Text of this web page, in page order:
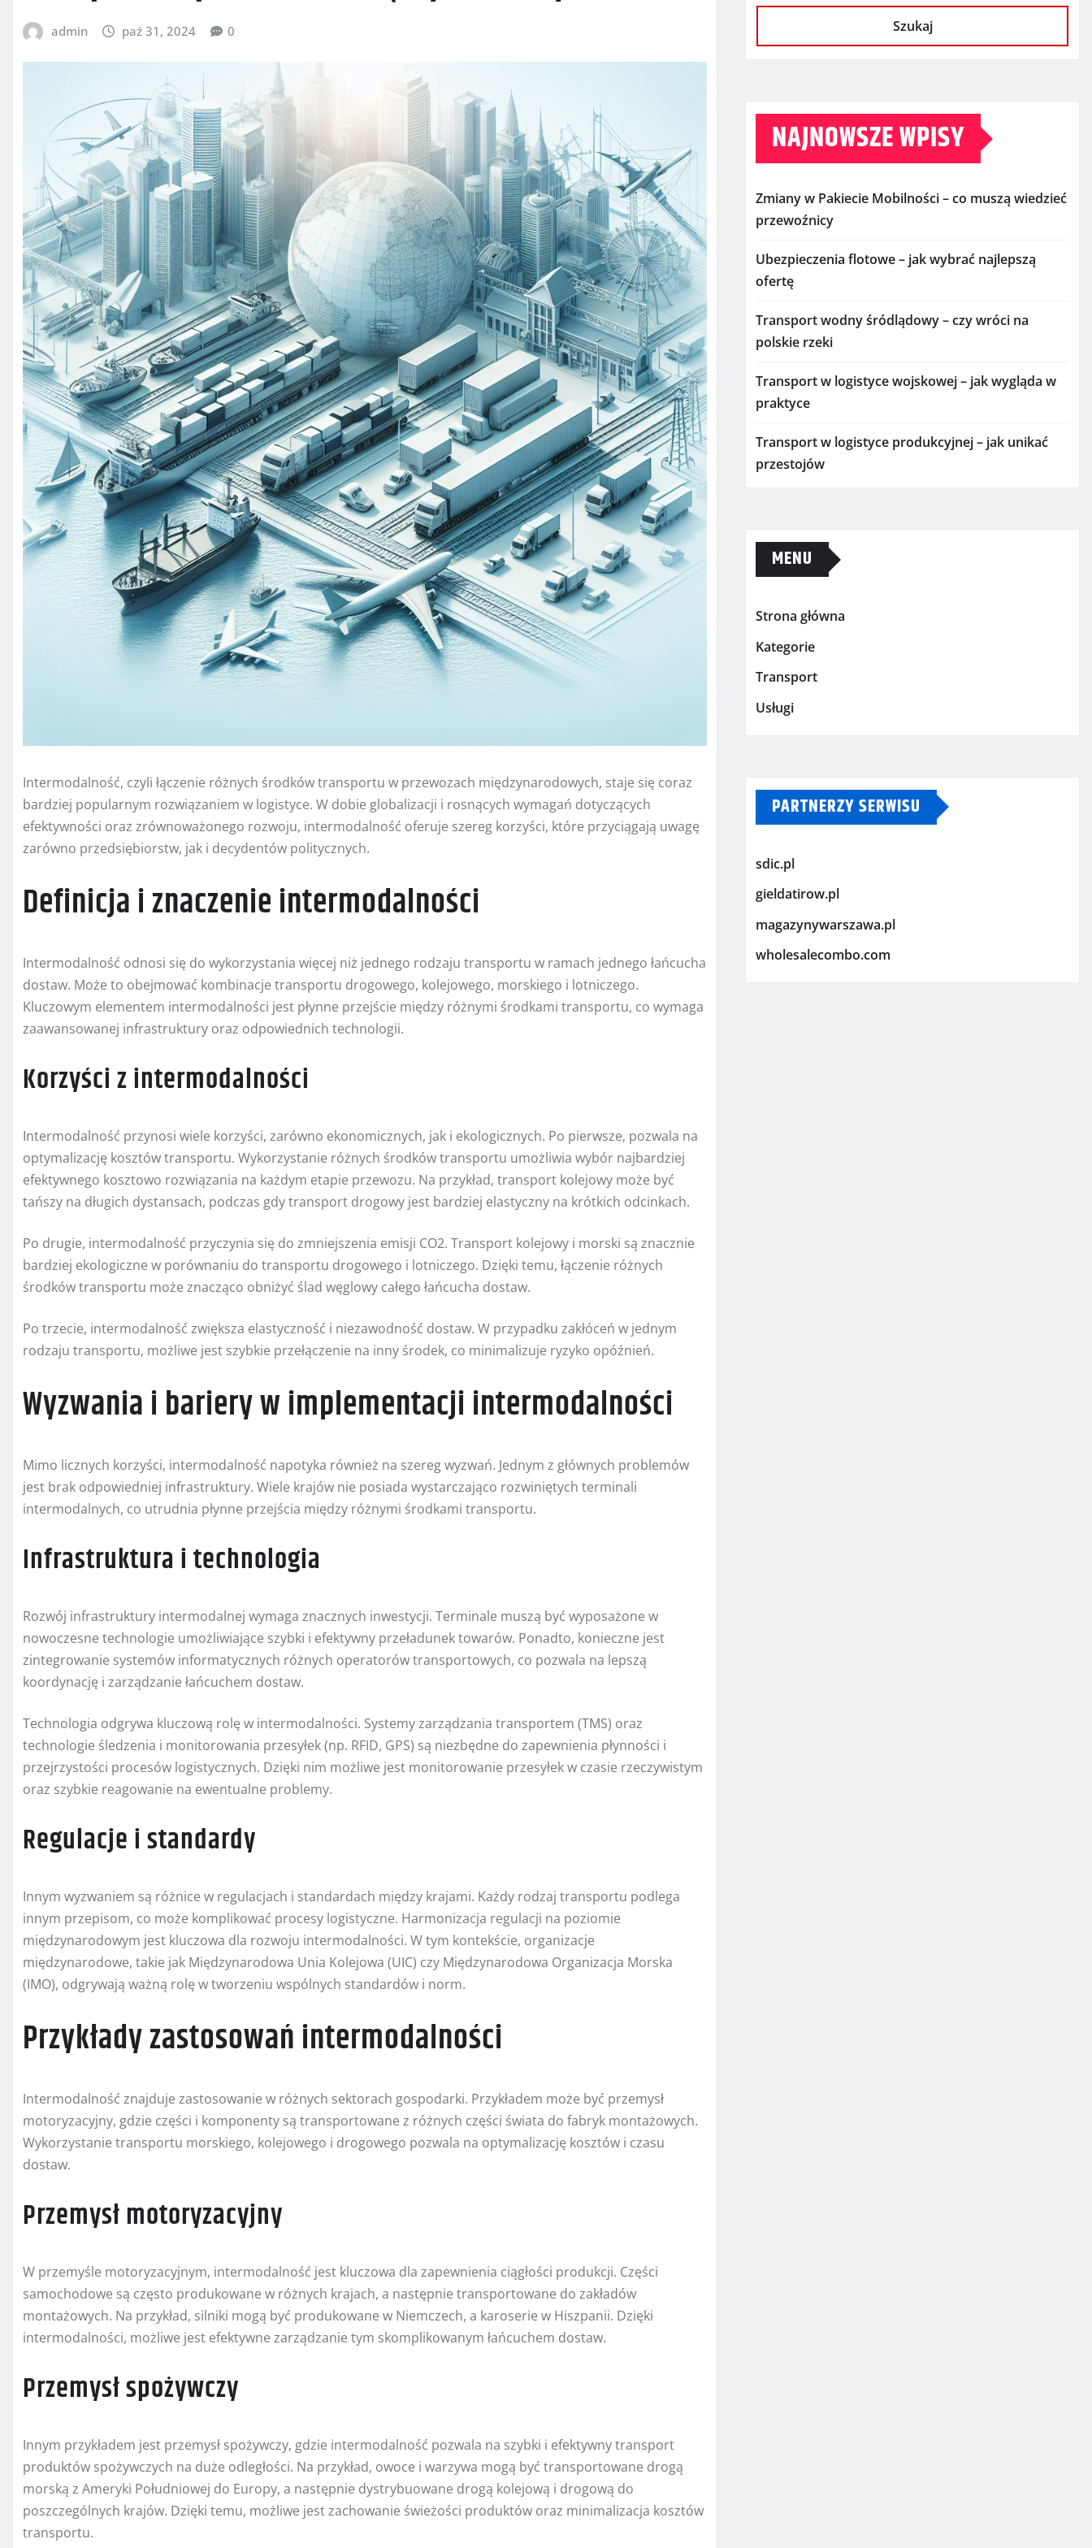
admin paź 31, 2024 0
Intermodalność, czyli łączenie różnych środków transportu w przewozach międzynarodowych, staje się coraz
bardziej popularnym rozwiązaniem w logistyce. W dobie globalizacji i rosnących wymagań dotyczących
efektywności oraz zrównoważonego rozwoju, intermodalność oferuje szereg korzyści, które przyciągają uwagę
zarówno przedsiębiorstw, jak i decydentów politycznych.
Definicja i znaczenie intermodalności
Intermodalność odnosi się do wykorzystania więcej niż jednego rodzaju transportu w ramach jednego łańcucha
dostaw. Może to obejmować kombinacje transportu drogowego, kolejowego, morskiego i lotniczego.
Kluczowym elementem intermodalności jest płynne przejście między różnymi środkami transportu, co wymaga
zaawansowanej infrastruktury oraz odpowiednich technologii.
Korzyści z intermodalności
Intermodalność przynosi wiele korzyści, zarówno ekonomicznych, jak i ekologicznych. Po pierwsze, pozwala na
optymalizację kosztów transportu. Wykorzystanie różnych środków transportu umożliwia wybór najbardziej
efektywnego kosztowo rozwiązania na każdym etapie przewozu. Na przykład, transport kolejowy może być
tańszy na długich dystansach, podczas gdy transport drogowy jest bardziej elastyczny na krótkich odcinkach.
Po drugie, intermodalność przyczynia się do zmniejszenia emisji CO2. Transport kolejowy i morski są znacznie
bardziej ekologiczne w porównaniu do transportu drogowego i lotniczego. Dzięki temu, łączenie różnych
środków transportu może znacząco obniżyć ślad węglowy całego łańcucha dostaw.
Po trzecie, intermodalność zwiększa elastyczność i niezawodność dostaw. W przypadku zakłóceń w jednym
rodzaju transportu, możliwe jest szybkie przełączenie na inny środek, co minimalizuje ryzyko opóźnień.
Wyzwania i bariery w implementacji intermodalności
Mimo licznych korzyści, intermodalność napotyka również na szereg wyzwań. Jednym z głównych problemów
jest brak odpowiedniej infrastruktury. Wiele krajów nie posiada wystarczająco rozwiniętych terminali
intermodalnych, co utrudnia płynne przejścia między różnymi środkami transportu.
Infrastruktura i technologia
Rozwój infrastruktury intermodalnej wymaga znacznych inwestycji. Terminale muszą być wyposażone w
nowoczesne technologie umożliwiające szybki i efektywny przeładunek towarów. Ponadto, konieczne jest
zintegrowanie systemów informatycznych różnych operatorów transportowych, co pozwala na lepszą
koordynację i zarządzanie łańcuchem dostaw.
Technologia odgrywa kluczową rolę w intermodalności. Systemy zarządzania transportem (TMS) oraz
technologie śledzenia i monitorowania przesyłek (np. RFID, GPS) są niezbędne do zapewnienia płynności i
przejrzystości procesów logistycznych. Dzięki nim możliwe jest monitorowanie przesyłek w czasie rzeczywistym
oraz szybkie reagowanie na ewentualne problemy.
Regulacje i standardy
Innym wyzwaniem są różnice w regulacjach i standardach między krajami. Każdy rodzaj transportu podlega
innym przepisom, co może komplikować procesy logistyczne. Harmonizacja regulacji na poziomie
międzynarodowym jest kluczowa dla rozwoju intermodalności. W tym kontekście, organizacje
międzynarodowe, takie jak Międzynarodowa Unia Kolejowa (UIC) czy Międzynarodowa Organizacja Morska
(IMO), odgrywają ważną rolę w tworzeniu wspólnych standardów i norm.
Przykłady zastosowań intermodalności
Intermodalność znajduje zastosowanie w różnych sektorach gospodarki. Przykładem może być przemysł
motoryzacyjny, gdzie części i komponenty są transportowane z różnych części świata do fabryk montażowych.
Wykorzystanie transportu morskiego, kolejowego i drogowego pozwala na optymalizację kosztów i czasu
dostaw.
Przemysł motoryzacyjny
W przemyśle motoryzacyjnym, intermodalność jest kluczowa dla zapewnienia ciągłości produkcji. Części
samochodowe są często produkowane w różnych krajach, a następnie transportowane do zakładów
montażowych. Na przykład, silniki mogą być produkowane w Niemczech, a karoserie w Hiszpanii. Dzięki
intermodalności, możliwe jest efektywne zarządzanie tym skomplikowanym łańcuchem dostaw.
Przemysł spożywczy
Innym przykładem jest przemysł spożywczy, gdzie intermodalność pozwala na szybki i efektywny transport
produktów spożywczych na duże odległości. Na przykład, owoce i warzywa mogą być transportowane drogą
morską z Ameryki Południowej do Europy, a następnie dystrybuowane drogą kolejową i drogową do
poszczególnych krajów. Dzięki temu, możliwe jest zachowanie świeżości produktów oraz minimalizacja kosztów
transportu.
Szukaj
NAJNOWSZE WPISY
Zmiany w Pakiecie Mobilności – co muszą wiedzieć
przewoźnicy
Ubezpieczenia flotowe – jak wybrać najlepszą
ofertę
Transport wodny śródlądowy – czy wróci na
polskie rzeki
Transport w logistyce wojskowej – jak wygląda w
praktyce
Transport w logistyce produkcyjnej – jak unikać
przestojów
MENU
Strona główna
Kategorie
Transport
Usługi
PARTNERZY SERWISU
sdic.pl
gieldatirow.pl
magazynywarszawa.pl
wholesalecombo.com